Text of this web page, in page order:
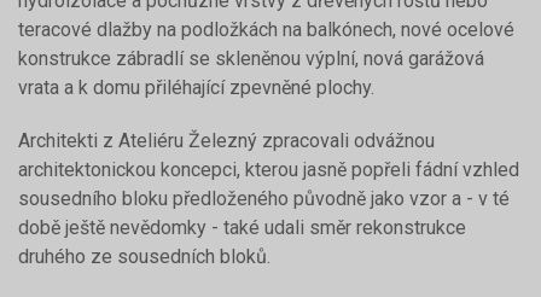
teracové dlažby na podložkách na balkónech, nové ocelové
konstrukce zábradlí se skleněnou výplní, nová garážová
vrata a k domu přiléhající zpevněné plochy.
Architekti z Ateliéru Železný zpracovali odvážnou
architektonickou koncepci, kterou jasně popřeli fádní vzhled
sousedního bloku předloženého původně jako vzor a - v té
době ještě nevědomky - také udali směr rekonstrukce
druhého ze sousedních bloků.